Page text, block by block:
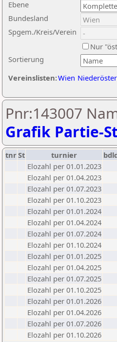
Ebene
Sortierung
Bundesland
Spgem./Kreis/Verein
Nur
Vereinslisten:Wien
Pnr:143007
Grafik Partie-
tnrSt turnier
Elozahl per 01.01.2023
Elozahl per 01.04.2023
Elozahl per 01.07.2023
Elozahl per 01.10.2023
Elozahl per 01.01.2024
Elozahl per 01.04.2024
Elozahl per 01.07.2024
Elozahl per 01.10.2024
Elozahl per 01.01.2025
Elozahl per 01.04.2025
Elozahl per 01.07.2025
Elozahl per 01.10.2025
Elozahl per 01.01.2026
Elozahl per 01.04.2026
Elozahl per 01.07.2026
Elozahl per 01.10.2026